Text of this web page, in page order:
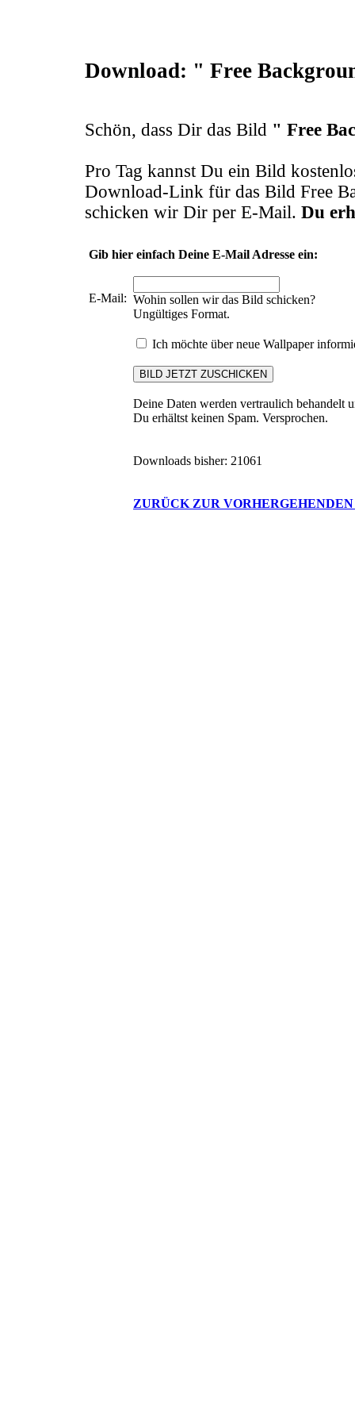
Download: " Free
Schön, dass Dir das Bild " Free
Pro Tag kannst Du ein Bild
Download-Link für das Bild Free
schicken wir Dir per E-Mail. Du
Gib hier einfach Deine E-Mail Adresse ein:
E-Mail: Wohin sollen wir das Bild schicken?
Ungültiges Format.
Ich möchte über neue Wallpaper
Deine Daten werden vertraulich behandelt
Du erhältst keinen Spam. Versprochen.
Downloads bisher: 21061
ZURÜCK ZUR